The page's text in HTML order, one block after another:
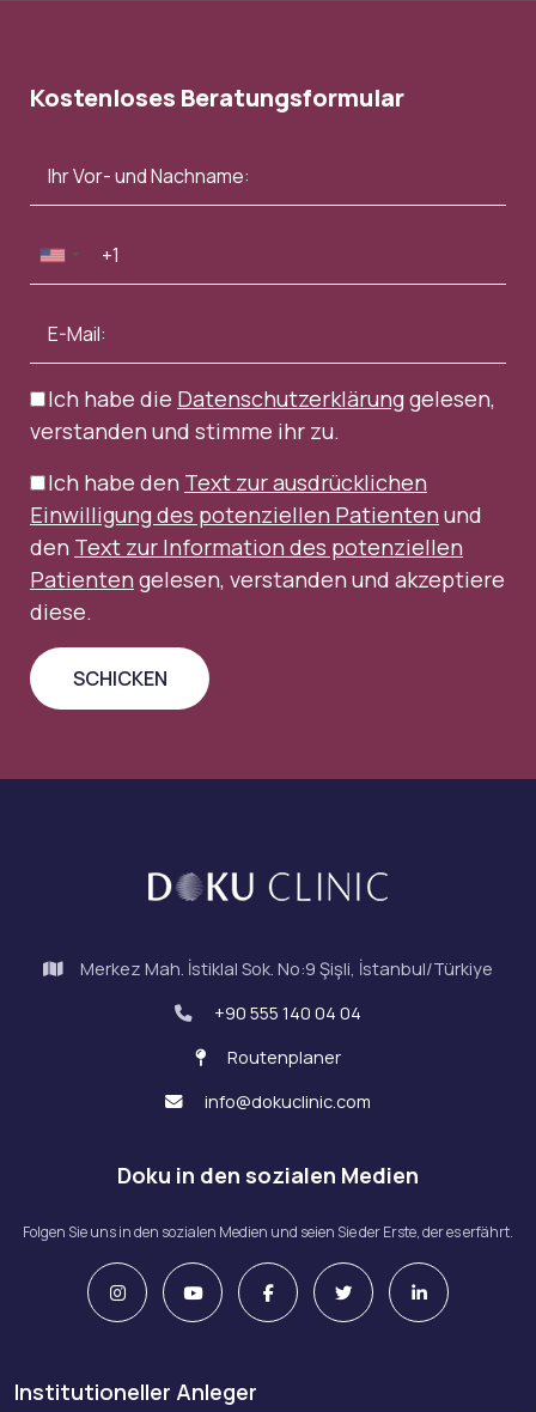
Kostenloses Beratungsformular
Ich habe die Datenschutzerklärunggelesen,
verstanden und stimme ihr zu.
Ich habe den Text zur ausdrücklichen
Einwilligung des potenziellen Patienten und
den Text zur Information des potenziellen
Patienten gelesen, verstanden und akzeptiere
diese.
Merkez Mah. İstiklal Sok. No:9 Şişli, İstanbul/Türkiye
+90 555 140 04 04
Routenplaner
info@dokuclinic.com
Doku in den sozialen Medien
Folgen Sie uns in den sozialen Medien und seien Sie der Erste, der es erfährt.
Institutioneller Anleger